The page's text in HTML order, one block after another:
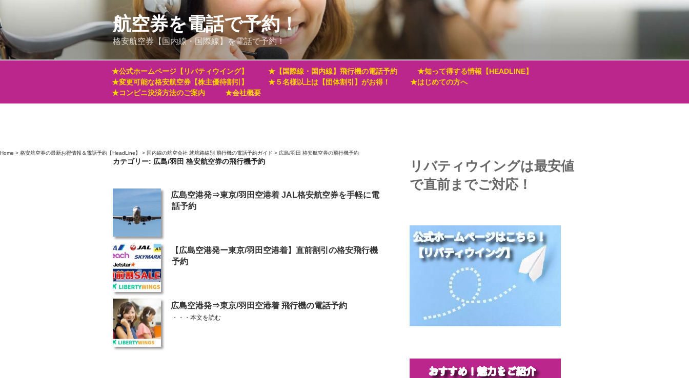
ン
テ
ン
ツ
ッ
航空券を電話で予約！
格安航空券【国内線・国際線】を電話で予約！
★公式ホームページ【リバティウイング】 ★【国際線・国内線】飛行機の電話予約
★知って得する情報【HEADLINE】
★変更可能な格安航空券【株主優待割引】
★５名様以上は【団体割引】がお得！
★はじめての方へ
★コンビニ決済方法のご案内
★会社概要
Home > 格安航空券の最新お得情報＆電話予約【HeadLine】 > 国内線の航空会社 就航路線別 飛行機の電話予約ガイド > 広島/羽田 格安航空券の飛行機予約
カテゴリー: 広島/羽田 格安航空券の飛行機予約
投
稿
日:
広島空港発⇒東京/羽田空港着 JAL格安航空券を手軽に電
話予約
投
稿
日:
【広島空港発ー東京/羽田空港着】直前割引の格安飛行機
予約
投
稿
日:
広島空港発⇒東京/羽田空港着 飛行機の電話予約
・・・本文を読む
リバティウイングは最安値
で直前までご対応！